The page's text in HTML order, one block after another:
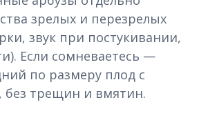
зрелых и перезрелых
звук при постукивании,
Если сомневаетесь —
по размеру плод с
трещин и вмятин.